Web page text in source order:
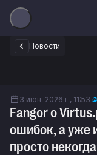
Новости
3 июн. 2026 г., 11:53
Fangor о
ошибок, а уже
просто